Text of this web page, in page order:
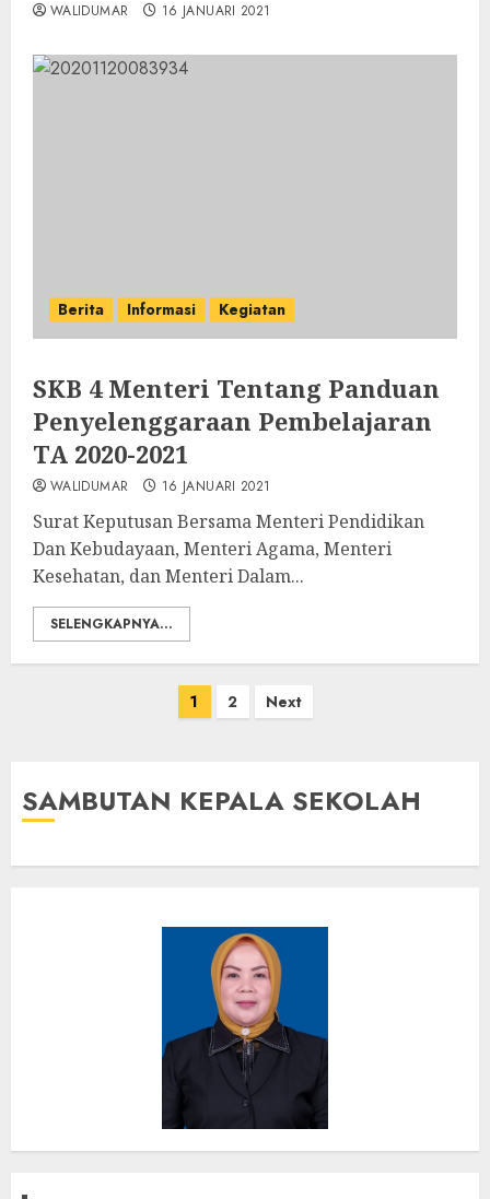
WALIDUMAR 16 JANUARI 2021
Berita Informasi Kegiatan
SKB 4 Menteri Tentang Panduan
Penyelenggaraan Pembelajaran
TA 2020-2021
WALIDUMAR 16 JANUARI 2021
Surat Keputusan Bersama Menteri Pendidikan
Dan Kebudayaan, Menteri Agama, Menteri
Kesehatan, dan Menteri Dalam...
SELENGKAPNYA...
1 2 Next
SAMBUTAN KEPALA SEKOLAH